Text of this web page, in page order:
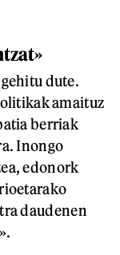
dute.
amaituz
berriak
Inongo
edonork
daudenen